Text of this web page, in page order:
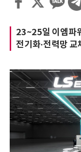
23~25일 이엠파
전기화·전력망 교